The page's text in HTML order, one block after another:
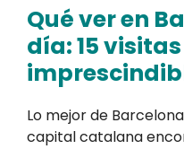
Qué ver en
día: 15 visitas
Lo mejor de
capital catalana